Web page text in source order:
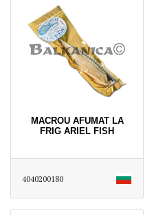
MACROU AFUMAT LA
FRIG ARIEL FISH
4040200180